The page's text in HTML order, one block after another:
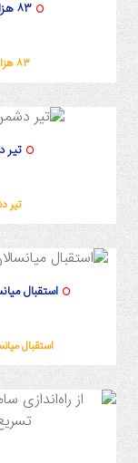
۸۳ هزار میلیارد تومان به گندم‌کاران پرداخت شد
۸۳ هزار میلیارد تومان به گندم‌کاران پرداخت شد
تیر
تیر
استقبال
استقبال